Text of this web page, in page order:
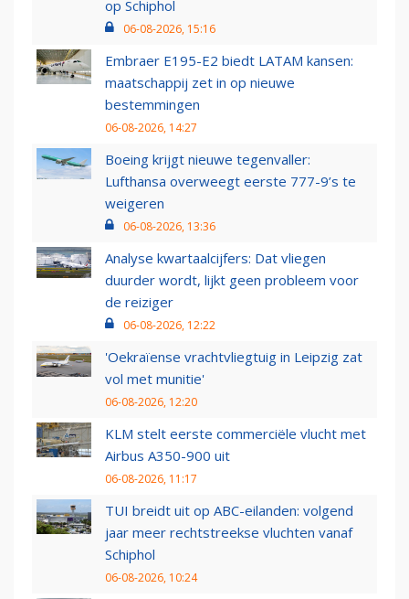
op Schiphol
06-08-2026, 15:16
Embraer E195-E2 biedt LATAM kansen:
maatschappij zet in op nieuwe
bestemmingen
06-08-2026, 14:27
Boeing krijgt nieuwe tegenvaller:
Lufthansa overweegt eerste 777-9’s te
weigeren
06-08-2026, 13:36
Analyse kwartaalcijfers: Dat vliegen
duurder wordt, lijkt geen probleem voor
de reiziger
06-08-2026, 12:22
'Oekraïense vrachtvliegtuig in Leipzig zat
vol met munitie'
06-08-2026, 12:20
KLM stelt eerste commerciële vlucht met
Airbus A350-900 uit
06-08-2026, 11:17
TUI breidt uit op ABC-eilanden: volgend
jaar meer rechtstreekse vluchten vanaf
Schiphol
06-08-2026, 10:24